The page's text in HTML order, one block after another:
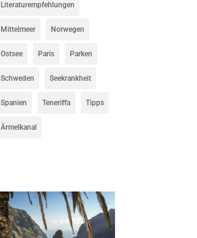
Literaturempfehlungen
Mittelmeer Norwegen
Ostsee Paris Parken
Schweden Seekrankheit
Spanien Teneriffa Tipps
Ärmelkanal